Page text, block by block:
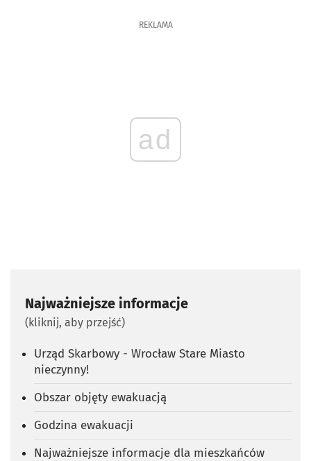
REKLAMA
ad
Najważniejsze informacje
(kliknij, aby przejść)
Urząd Skarbowy - Wrocław Stare Miasto
nieczynny!
Obszar objęty ewakuacją
Godzina ewakuacji
Najważniejsze informacje dla mieszkańców